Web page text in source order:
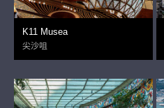
K11 Musea
尖沙咀